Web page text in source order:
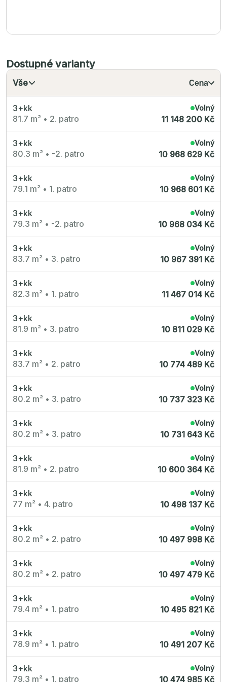
Dostupné varianty
Vše Cena
3+kk
81.7 m² • 2. patro
Volný
11 148 200 Kč
3+kk
80.3 m² • -2. patro
Volný
10 968 629 Kč
3+kk
79.1 m² • 1. patro
Volný
10 968 601 Kč
3+kk
79.3 m² • -2. patro
Volný
10 968 034 Kč
3+kk
83.7 m² • 3. patro
Volný
10 967 391 Kč
3+kk
82.3 m² • 1. patro
Volný
11 467 014 Kč
3+kk
81.9 m² • 3. patro
Volný
10 811 029 Kč
3+kk
83.7 m² • 2. patro
Volný
10 774 489 Kč
3+kk
80.2 m² • 3. patro
Volný
10 737 323 Kč
3+kk
80.2 m² • 3. patro
Volný
10 731 643 Kč
3+kk
81.9 m² • 2. patro
Volný
10 600 364 Kč
3+kk
77 m² • 4. patro
Volný
10 498 137 Kč
3+kk
80.2 m² • 2. patro
Volný
10 497 998 Kč
3+kk
80.2 m² • 2. patro
Volný
10 497 479 Kč
3+kk
79.4 m² • 1. patro
Volný
10 495 821 Kč
3+kk
78.9 m² • 1. patro
Volný
10 491 207 Kč
3+kk
79.3 m² • 1. patro
Volný
10 474 985 Kč